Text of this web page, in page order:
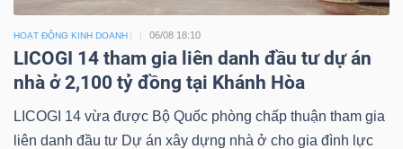
HOẠT ĐỘNG KINH DOANH 06/08 18:10
LICOGI 14 tham gia liên danh đầu tư dự án
nhà ở 2,100 tỷ đồng tại Khánh Hòa
LICOGI 14 vừa được Bộ Quốc phòng chấp thuận tham gia
liên danh đầu tư Dự án xây dựng nhà ở cho gia đình lực